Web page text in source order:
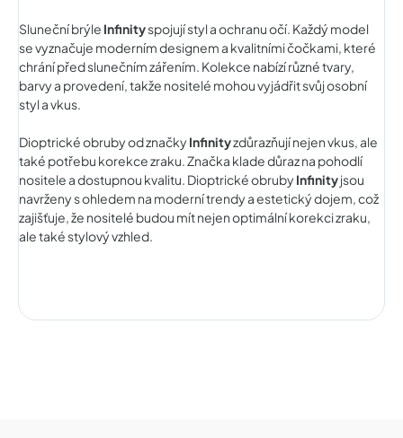
Sluneční brýle Infinityspojují styl a ochranu očí. Každý model
se vyznačuje moderním designem a kvalitními čočkami, které
chrání před slunečním zářením. Kolekce nabízí různé tvary,
barvy a provedení, takže nositelé mohou vyjádřit svůj osobní
styl a vkus.
Dioptrické obruby od značkyInfinityzdůrazňují nejen vkus, ale
také potřebu korekce zraku. Značka klade důraz na pohodlí
nositele a dostupnou kvalitu. Dioptrické obrubyInfinityjsou
navrženy s ohledem na moderní trendy a estetický dojem, což
zajišťuje, že nositelé budou mít nejen optimální korekci zraku,
ale také stylový vzhled.